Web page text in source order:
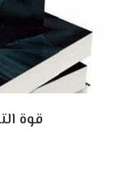
قوة